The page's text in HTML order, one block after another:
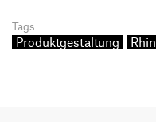
Tags
Produktgestaltung